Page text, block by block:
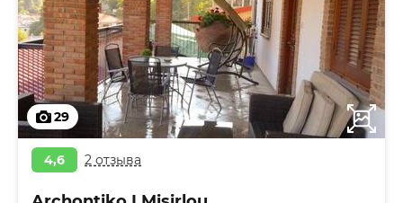
29
4,6 2 отзыва